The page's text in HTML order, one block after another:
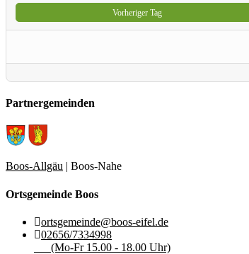
Vorheriger Tag
Partnergemeinden
Boos-Allgäu | Boos-Nahe
Ortsgemeinde Boos
ortsgemeinde@boos-eifel.de
02656/7334998
(Mo-Fr 15.00 - 18.00 Uhr)